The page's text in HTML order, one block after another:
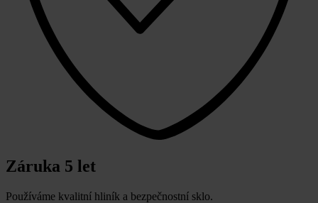
Záruka 5 let
Používáme kvalitní hliník a bezpečnostní sklo.